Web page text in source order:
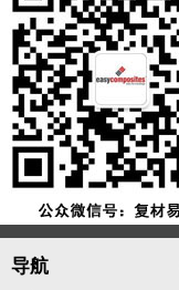
导航